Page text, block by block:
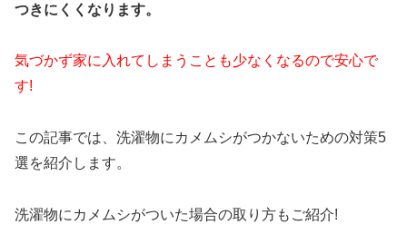
つきにくくなります。
気づかず家に入れてしまうことも少なくなるので安心で
す!
この記事では、洗濯物にカメムシがつかないための対策5
選を紹介します。
洗濯物にカメムシがついた場合の取り方もご紹介!